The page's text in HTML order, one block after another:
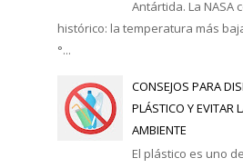
Antártida. La NASA
histórico: la temperatura más
°...
CONSEJOS PARA
PLÁSTICO Y EVITAR
AMBIENTE
El plástico es uno